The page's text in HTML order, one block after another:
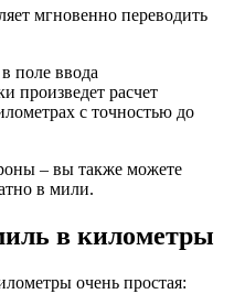
мгновенно переводить
поле ввода
произведет расчет
с точностью до
– вы также можете
в мили.
в километры
очень простая: